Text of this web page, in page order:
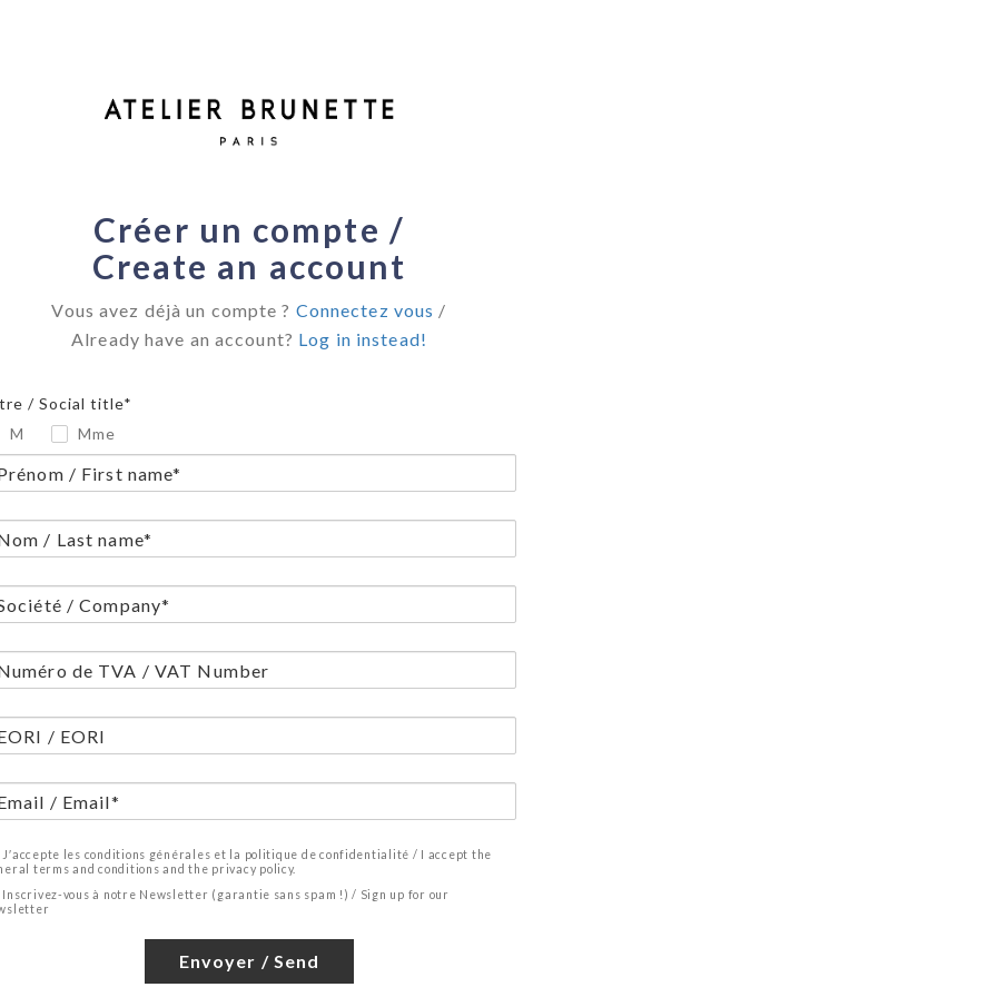
Créer un compte /
Create an account
Vous avez déjà un compte ? Connectez vous /
Already have an account? Log in instead!
/ Social title*
M
Mme
J′accepte les conditions générales et la politique de confidentialité / I accept the
terms and conditions and the privacy policy.
Inscrivez-vous à notre Newsletter (garantie sans spam !) / Sign up for our
Envoyer / Send